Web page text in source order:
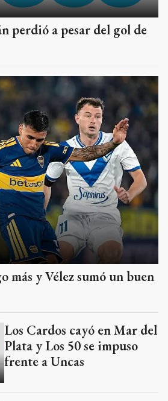
perdió a pesar del gol de
más y Vélez sumó un buen
Los Cardos cayó en Mar del
Plata y Los 50 se impuso
frente a Uncas